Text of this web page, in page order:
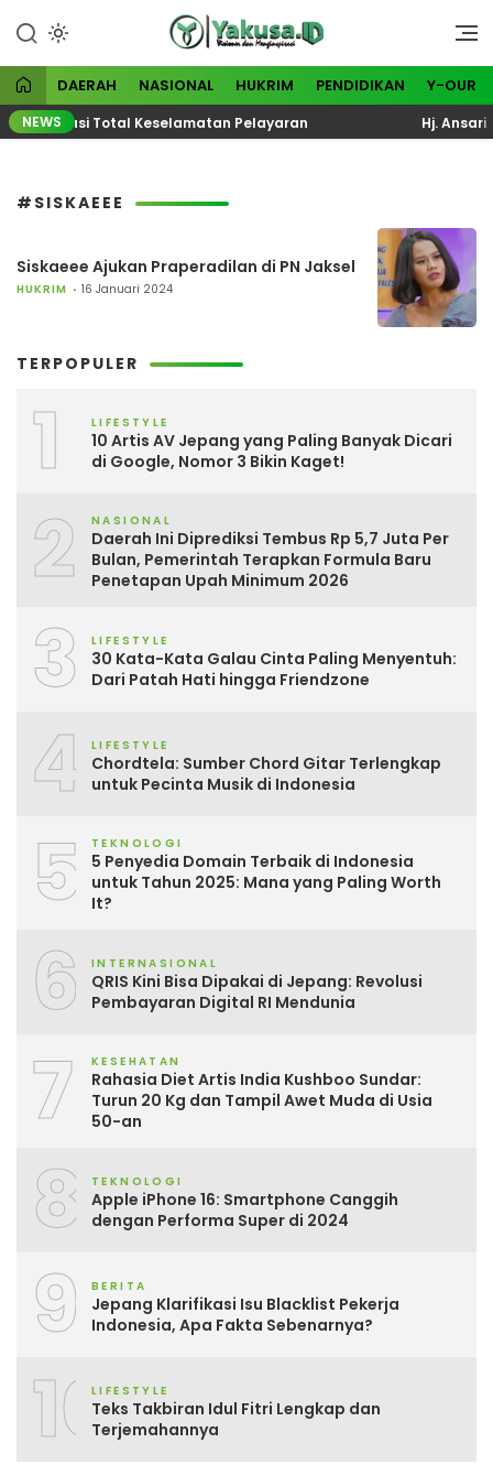
konten
Yakusa
Visioner dan Menginspirasi
DAERAH NASIONAL HUKRIM PENDIDIKAN Y-OUR
NEWS
Evaluasi Total Keselamatan Pelayaran Hj. Ansari
#SISKAEEE
Siskaeee Ajukan Praperadilan di PN Jaksel
HUKRIM 16 Januari 2024
TERPOPULER
1 LIFESTYLE
10 Artis AV Jepang yang Paling Banyak Dicari
di Google, Nomor 3 Bikin Kaget!
2 NASIONAL
Daerah Ini Diprediksi Tembus Rp 5,7 Juta Per
Bulan, Pemerintah Terapkan Formula Baru
Penetapan Upah Minimum 2026
3 LIFESTYLE
30 Kata-Kata Galau Cinta Paling Menyentuh:
Dari Patah Hati hingga Friendzone
4 LIFESTYLE
Chordtela: Sumber Chord Gitar Terlengkap
untuk Pecinta Musik di Indonesia
5 TEKNOLOGI
5 Penyedia Domain Terbaik di Indonesia
untuk Tahun 2025: Mana yang Paling Worth
It?
6 INTERNASIONAL
QRIS Kini Bisa Dipakai di Jepang: Revolusi
Pembayaran Digital RI Mendunia
7 KESEHATAN
Rahasia Diet Artis India Kushboo Sundar:
Turun 20 Kg dan Tampil Awet Muda di Usia
50-an
8 TEKNOLOGI
Apple iPhone 16: Smartphone Canggih
dengan Performa Super di 2024
9 BERITA
Jepang Klarifikasi Isu Blacklist Pekerja
Indonesia, Apa Fakta Sebenarnya?
10LIFESTYLE
Teks Takbiran Idul Fitri Lengkap dan
Terjemahannya